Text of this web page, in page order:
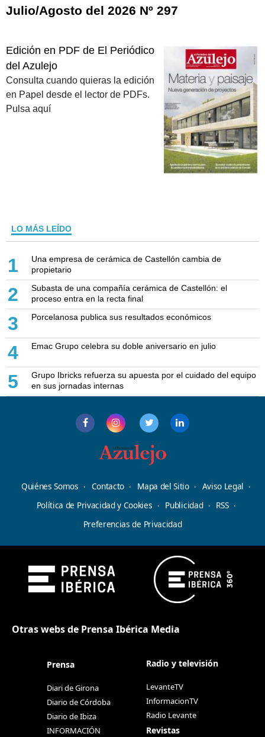
Julio/Agosto del 2026 Nº 297
Edición en PDF de El Periódico
del Azulejo
Consulta cuando quieras la edición
en Papel desde el lector de PDFs.
Pulsa aquí
LO MÁS LEÍDO
1
Una empresa de cerámica de Castellón cambia de
propietario
2
Subasta de una compañía cerámica de Castellón: el
proceso entra en la recta final
3 Porcelanosa publica sus resultados económicos
4 Emac Grupo celebra su doble aniversario en julio
5
Grupo Ibricks refuerza su apuesta por el cuidado del equipo
en sus jornadas internas
Quiénes Somos Contacto Mapa del Sitio
Aviso Legal
Política de Privacidad y Cookies
Publicidad
RSS
Preferencias de Privacidad
Otras webs de Prensa Ibérica Media
Prensa
Diari de Girona
Diario de Córdoba
Diario de Ibiza
INFORMACIÓN
Radio y televisión
LevanteTV
InformacionTV
Radio Levante
Revistas